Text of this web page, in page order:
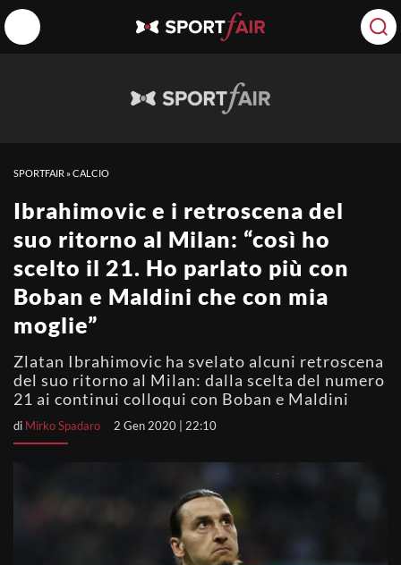
SPORTFAIR »CALCIO
Ibrahimovic e i retroscena del
suo ritorno al Milan: “così ho
scelto il 21. Ho parlato più con
Boban e Maldini che con mia
moglie”
Zlatan Ibrahimovic ha svelato alcuni retroscena
del suo ritorno al Milan: dalla scelta del numero
21 ai continui colloqui con Boban e Maldini
di Mirko Spadaro 2 Gen 2020 | 22:10